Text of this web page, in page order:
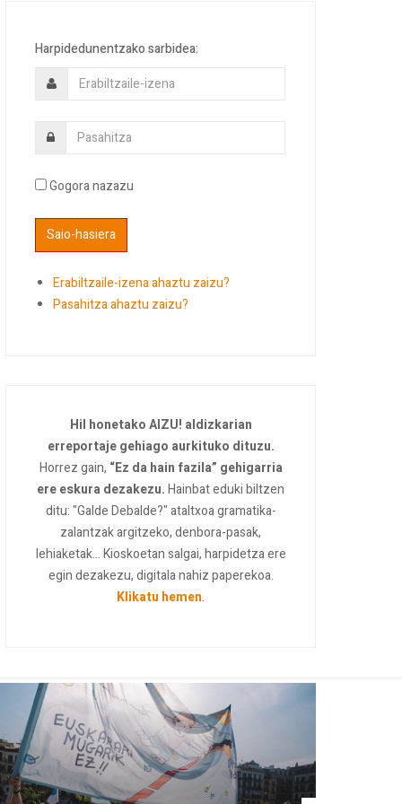
Harpidedunentzako sarbidea:
Gogora nazazu
Erabiltzaile-izena ahaztu zaizu?
Pasahitza ahaztu zaizu?
Hil honetako AIZU! aldizkarian
erreportaje gehiago aurkituko dituzu.
Horrez gain, “Ez da hain fazila” gehigarria
ere eskura dezakezu.Hainbat eduki biltzen
ditu: "Galde Debalde?" ataltxoa gramatika-
zalantzak argitzeko, denbora-pasak,
lehiaketak... Kioskoetan salgai, harpidetza ere
egin dezakezu, digitala nahiz paperekoa.
Klikatu hemen.